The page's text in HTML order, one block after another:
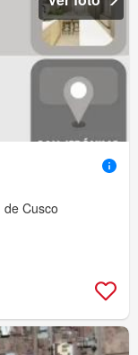
Cusco